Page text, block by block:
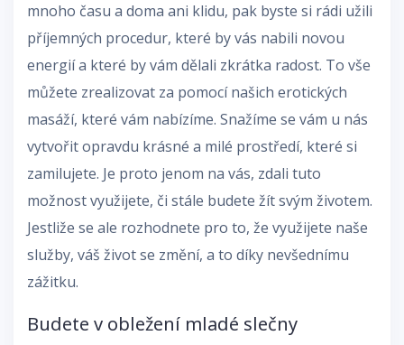
mnoho času a doma ani klidu, pak byste si rádi užili
příjemných procedur, které by vás nabili novou
energií a které by vám dělali zkrátka radost. To vše
můžete zrealizovat za pomocí našich erotických
masáží, které vám nabízíme. Snažíme se vám u nás
vytvořit opravdu krásné a milé prostředí, které si
zamilujete. Je proto jenom na vás, zdali tuto
možnost využijete, či stále budete žít svým životem.
Jestliže se ale rozhodnete pro to, že využijete naše
služby, váš život se změní, a to díky nevšednímu
zážitku.
Budete v obležení mladé slečny